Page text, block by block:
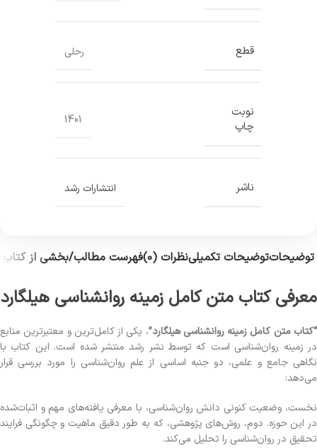
قطع رحلی
نوبت
چاپ
1401
ناشر انتشارات رشد
توضیحاتتوضیحات تکمیلینظرات (0) فهرست مطالب/بخشی از کتاب
معرفی کتاب متن کامل زمینه روانشناسی هیلگارد
“کتاب متن کامل زمینه روانشناسی هیلگارد”، یکی از کامل‌ترین و معتبرترین منابع
در زمینه روان‌شناسی است که توسط نشر رشد منتشر شده است. این کتاب با
نگاهی جامع و علمی، دو جنبه اساسی از علم روان‌شناسی را مورد بررسی قرار
می‌دهد:
نخست، وضعیت کنونی دانش روان‌شناسی، با معرفی یافته‌های مهم و اثبات‌شده
در این حوزه. دوم، روش‌های پژوهشی، که به طور دقیق ماهیت و چگونگی فرایند
تحقیق در روان‌شناسی را تحلیل می‌کند.